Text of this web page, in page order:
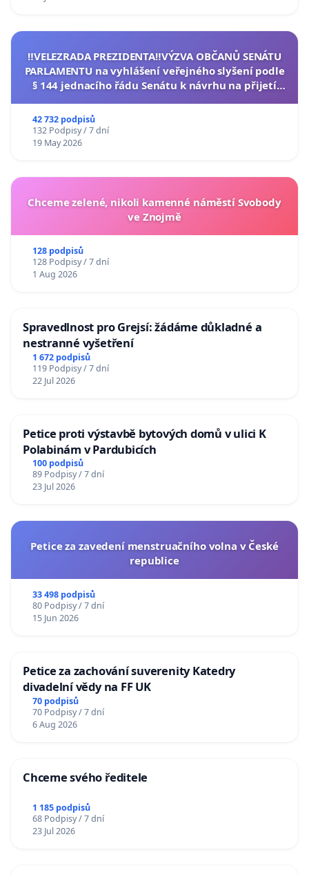
‼️VELEZRADA PREZIDENTA‼️VÝZVA OBČANŮ SENÁTU
PARLAMENTU na vyhlášení veřejného slyšení podle
§ 144 jednacího řádu Senátu k návrhu na přijetí
42 732 podpisů
132 Podpisy / 7 dní
19 May 2026
Chceme zelené, nikoli kamenné náměstí Svobody
ve Znojmě
128 podpisů
128 Podpisy / 7 dní
1 Aug 2026
Spravedlnost pro Grejsí: žádáme důkladné a
nestranné vyšetření
1 672 podpisů
119 Podpisy / 7 dní
22 Jul 2026
Petice proti výstavbě bytových domů v ulici K
Polabinám v Pardubicích
100 podpisů
89 Podpisy / 7 dní
23 Jul 2026
Petice za zavedení menstruačního volna v České
republice
33 498 podpisů
80 Podpisy / 7 dní
15 Jun 2026
Petice za zachování suverenity Katedry
divadelní vědy na FF UK
70 podpisů
70 Podpisy / 7 dní
6 Aug 2026
Chceme svého ředitele
1 185 podpisů
68 Podpisy / 7 dní
23 Jul 2026